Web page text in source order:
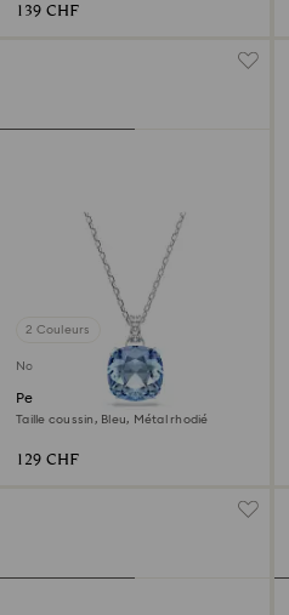
139 CHF
2 Couleurs
Nouveau
Pendentif Millenia
Taille coussin, Bleu, Métal rhodié
129 CHF